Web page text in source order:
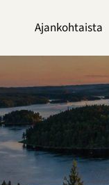
Ajankohtaista